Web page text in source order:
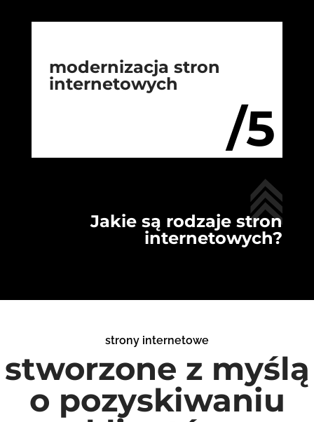
/5
modernizacja stron
internetowych
Jakie są rodzaje stron
internetowych?
strony internetowe
stworzone z myślą
o pozyskiwaniu